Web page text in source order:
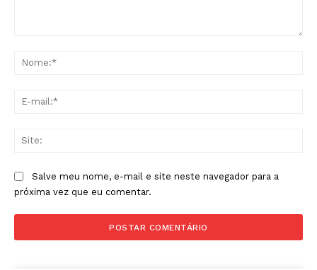
Salve meu nome, e-mail e site neste navegador para a
próxima vez que eu comentar.